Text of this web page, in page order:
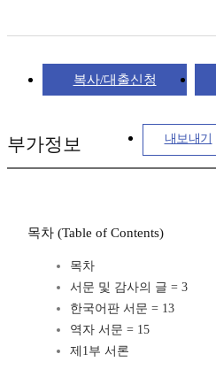
복사/대출신청
내보내기
부가정보
목차 (Table of Contents)
목차
서문 및 감사의 글 = 3
한국어판 서문 = 13
역자 서문 = 15
제1부 서론